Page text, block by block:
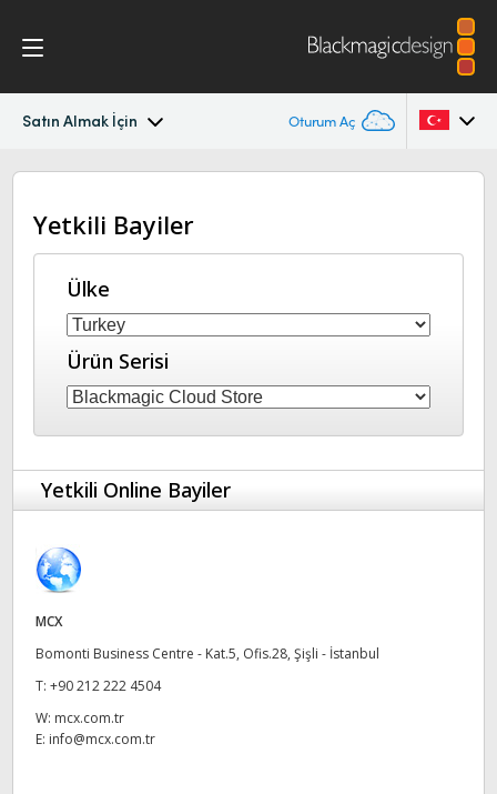
Satın Almak İçin Oturum Aç
Blackmagic Cloud Store
Galeri Australia
Austria
Brazil
Canada
Denmark
Hong Kong SAR, China
India
Yetkili Bayiler
Ülke
Ürün Serisi
Yetkili Online Bayiler
MCX
Bomonti Business Centre - Kat.5, Ofis.28, Şişli - İstanbul
T: +90 212 222 4504
W: mcx.com.tr
E: info@mcx.com.tr